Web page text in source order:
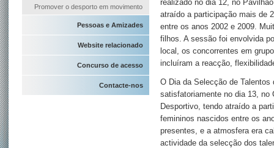
Promover o desporto em movimento
Pessoas e Amizades
Website relacionado
Concurso de acesso
Contacte-nos
realizado no dia 12, no
atraído a participação mais de
entre os anos 2002 e 2009.
filhos. A sessão foi envolvida
local, os concorrentes em
incluíram a reacção,
O Dia da Selecção de
satisfatoriamente no dia 13, no
Desportivo, tendo atraído a
femininos nascidos entre os
presentes, e a atmosfera era
actividade da selecção dos